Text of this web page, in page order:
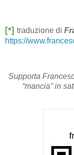
[*] traduzione di
https://
Supporta
“mancia” in